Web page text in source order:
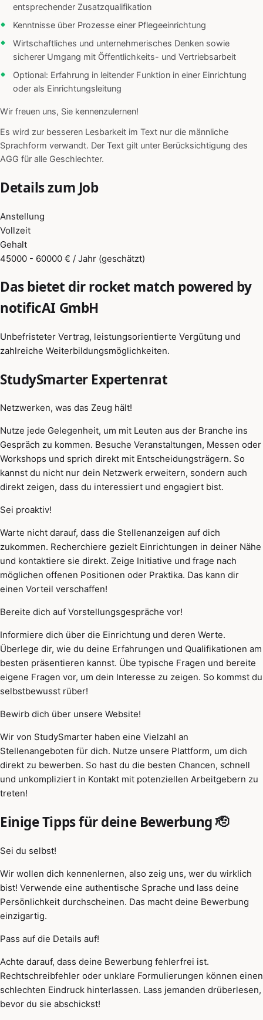
entsprechender Zusatzqualifikation
Kenntnisse über Prozesse einer Pflegeeinrichtung
Wirtschaftliches und unternehmerisches Denken sowie
sicherer Umgang mit Öffentlichkeits- und Vertriebsarbeit
Optional: Erfahrung in leitender Funktion in einer Einrichtung
oder als Einrichtungsleitung
Wir freuen uns, Sie kennenzulernen!
Es wird zur besseren Lesbarkeit im Text nur die männliche
Sprachform verwandt. Der Text gilt unter Berücksichtigung des
AGG für alle Geschlechter.
Details zum Job
Anstellung
Vollzeit
Gehalt
45000 - 60000 € / Jahr (geschätzt)
Das bietet dir rocket match powered by
notificAI GmbH
Unbefristeter Vertrag, leistungsorientierte Vergütung und
zahlreiche Weiterbildungsmöglichkeiten.
StudySmarter Expertenrat
Netzwerken, was das Zeug hält!
Nutze jede Gelegenheit, um mit Leuten aus der Branche ins
Gespräch zu kommen. Besuche Veranstaltungen, Messen oder
Workshops und sprich direkt mit Entscheidungsträgern. So
kannst du nicht nur dein Netzwerk erweitern, sondern auch
direkt zeigen, dass du interessiert und engagiert bist.
Sei proaktiv!
Warte nicht darauf, dass die Stellenanzeigen auf dich
zukommen. Recherchiere gezielt Einrichtungen in deiner Nähe
und kontaktiere sie direkt. Zeige Initiative und frage nach
möglichen offenen Positionen oder Praktika. Das kann dir
einen Vorteil verschaffen!
Bereite dich auf Vorstellungsgespräche vor!
Informiere dich über die Einrichtung und deren Werte.
Überlege dir, wie du deine Erfahrungen und Qualifikationen am
besten präsentieren kannst. Übe typische Fragen und bereite
eigene Fragen vor, um dein Interesse zu zeigen. So kommst du
selbstbewusst rüber!
Bewirb dich über unsere Website!
Wir von StudySmarter haben eine Vielzahl an
Stellenangeboten für dich. Nutze unsere Plattform, um dich
direkt zu bewerben. So hast du die besten Chancen, schnell
und unkompliziert in Kontakt mit potenziellen Arbeitgebern zu
treten!
Einige Tipps für deine Bewerbung 🫡
Sei du selbst!
Wir wollen dich kennenlernen, also zeig uns, wer du wirklich
bist! Verwende eine authentische Sprache und lass deine
Persönlichkeit durchscheinen. Das macht deine Bewerbung
einzigartig.
Pass auf die Details auf!
Achte darauf, dass deine Bewerbung fehlerfrei ist.
Rechtschreibfehler oder unklare Formulierungen können einen
schlechten Eindruck hinterlassen. Lass jemanden drüberlesen,
bevor du sie abschickst!